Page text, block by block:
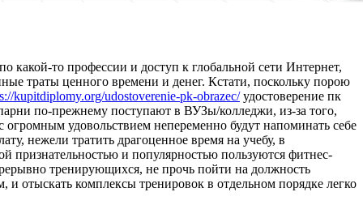
какой-то профессии и доступ к глобальной сети Интернет,
траты ценного времени и денег. Кстати, поскольку порою
kupitdiplomy.org/udostoverenie-pk-obrazec/удостоверение пк
по-прежнему поступают в ВУЗы/колледжи, из-за того,
удовольствием непеременно будут напоминать себе
нежели тратить драгоценное время на учебу, в
признательностью и популярностью пользуются фитнес-
тренирующихся, не прочь пойти на должность
отыскать комплексы тренировок в отдельном порядке легко